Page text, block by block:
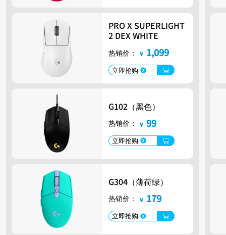
LIGHTSPEED（黑色）
PRO X SUPERLIGHT
2 DEX WHITE
热销价： ￥ 1,099
立即抢购
G102（黑色）
热销价： ￥ 99
立即抢购
G304（薄荷绿）
热销价： ￥ 179
立即抢购